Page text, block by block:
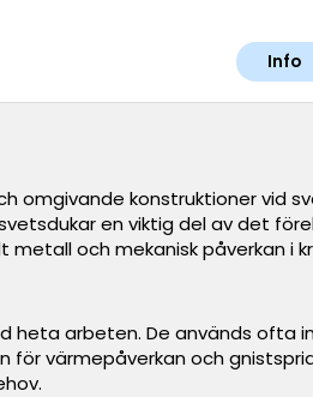
Info
konstruktioner vid
en viktig del av det
och mekanisk påverkan i
heta arbeten. De används ofta
värmepåverkan och